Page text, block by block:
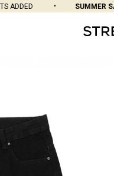
SUMMER SALE